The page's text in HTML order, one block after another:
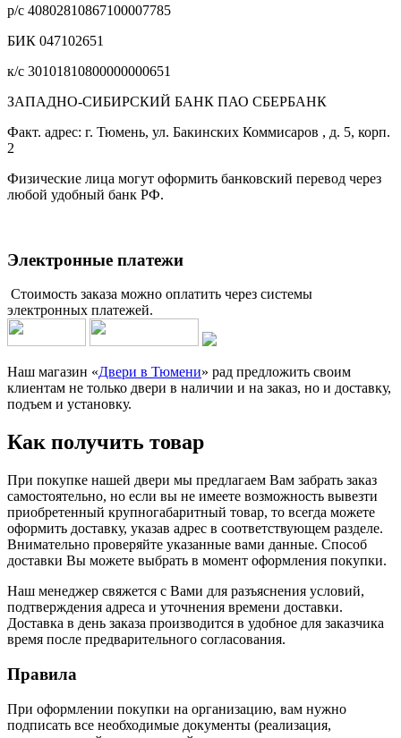
р/с 40802810867100007785
БИК 047102651
к/с 30101810800000000651
ЗАПАДНО-СИБИРСКИЙ БАНК ПАО СБЕРБАНК
Факт. адрес: г. Тюмень, ул. Бакинских Коммисаров , д. 5, корп.
2
Физические лица могут оформить банковский перевод через
любой удобный банк РФ.
Электронные платежи
Стоимость заказа можно оплатить через системы
электронных платежей.
Наш магазин «Двери в Тюмени» рад предложить своим
клиентам не только двери в наличии и на заказ, но и доставку,
подъем и установку.
Как получить товар
При покупке нашей двери мы предлагаем Вам забрать заказ
самостоятельно, но если вы не имеете возможность вывезти
приобретенный крупногабаритный товар, то всегда можете
оформить доставку, указав адрес в соответствующем разделе.
Внимательно проверяйте указанные вами данные. Способ
доставки Вы можете выбрать в момент оформления покупки.
Наш менеджер свяжется с Вами для разъяснения условий,
подтверждения адреса и уточнения времени доставки.
Доставка в день заказа производится в удобное для заказчика
время после предварительного согласования.
Правила
При оформлении покупки на организацию, вам нужно
подписать все необходимые документы (реализация,